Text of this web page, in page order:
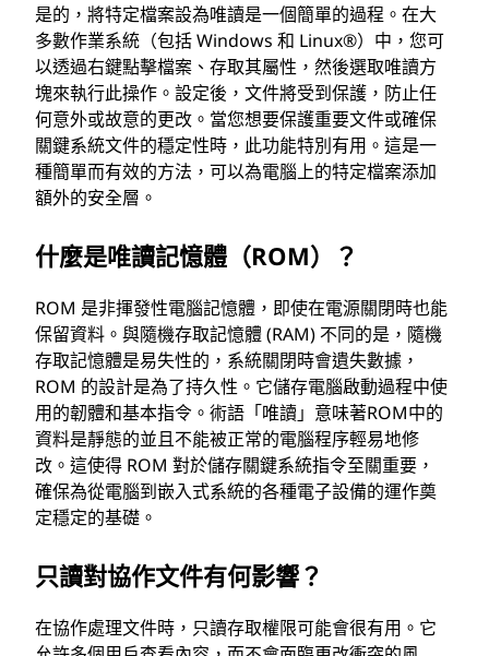
是的，將特定檔案設為唯讀是一個簡單的過程。在大
多數作業系統（包括 Windows 和 Linux®）中，您可
以透過右鍵點擊檔案、存取其屬性，然後選取唯讀方
塊來執行此操作。設定後，文件將受到保護，防止任
何意外或故意的更改。當您想要保護重要文件或確保
關鍵系統文件的穩定性時，此功能特別有用。這是一
種簡單而有效的方法，可以為電腦上的特定檔案添加
額外的安全層。
什麼是唯讀記憶體（ROM）？
ROM 是非揮發性電腦記憶體，即使在電源關閉時也能
保留資料。與隨機存取記憶體 (RAM) 不同的是，隨機
存取記憶體是易失性的，系統關閉時會遺失數據，
ROM 的設計是為了持久性。它儲存電腦啟動過程中使
用的韌體和基本指令。術語「唯讀」意味著ROM中的
資料是靜態的並且不能被正常的電腦程序輕易地修
改。這使得 ROM 對於儲存關鍵系統指令至關重要，
確保為從電腦到嵌入式系統的各種電子設備的運作奠
定穩定的基礎。
只讀對協作文件有何影響？
在協作處理文件時，只讀存取權限可能會很有用。它